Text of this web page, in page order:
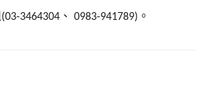
(03-3464304、 0983-941789) 。